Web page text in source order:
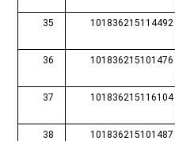
35
101836215114492
36
101836215101476
37
101836215116104
38
101836215101487